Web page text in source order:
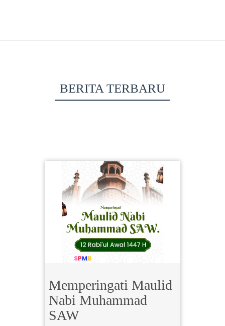
BERITA TERBARU
Memperingati Maulid
Nabi Muhammad
SAW